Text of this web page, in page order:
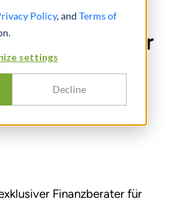
Policy, and Terms of
settings
Decline
Verkauf
Praxis für
Finanzberater für